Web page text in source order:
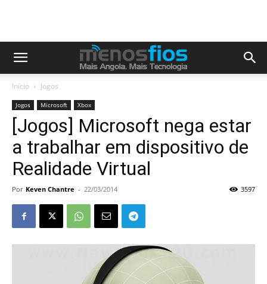
Início Jogos
Jogos Microsoft Xbox
[Jogos] Microsoft nega estar
a trabalhar em dispositivo de
Realidade Virtual
Por Keven Chantre - 22/03/2014 3597